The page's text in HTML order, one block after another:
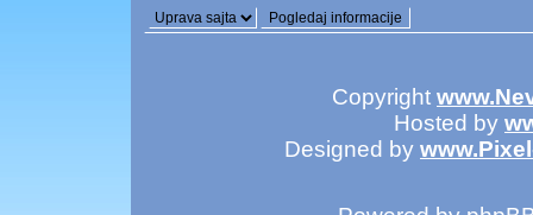
Copyright
Hosted by
Designed by